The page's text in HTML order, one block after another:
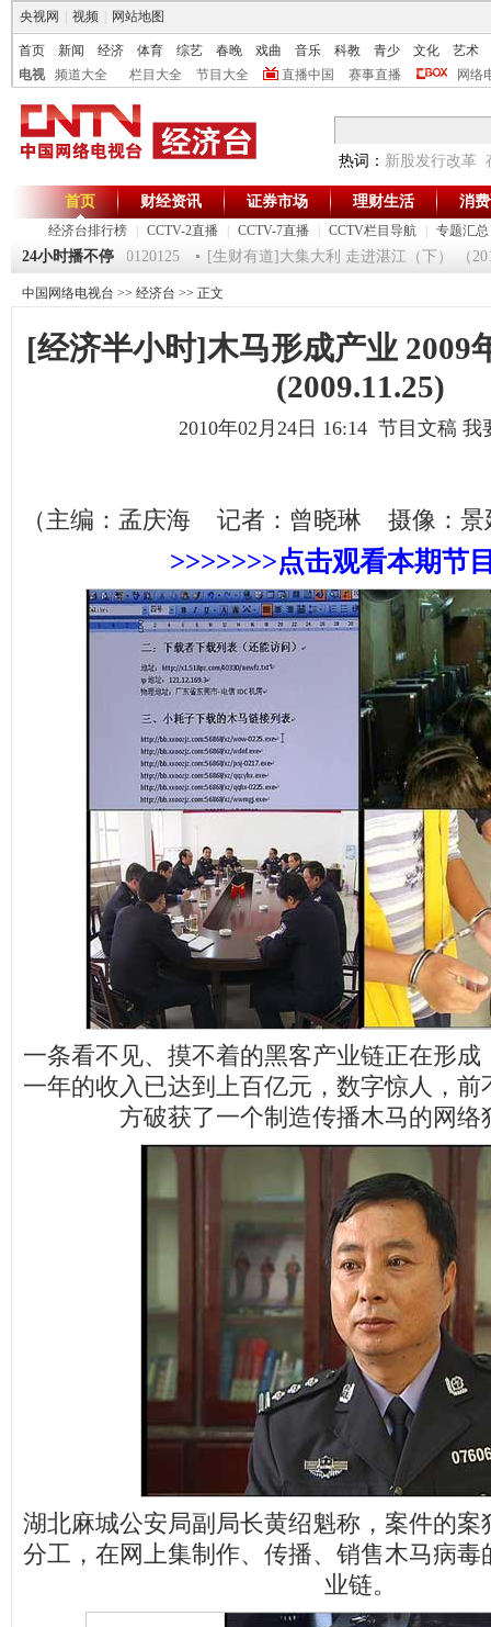
央视网 视频 网站地图
首页 新闻 经济 体育 综艺 春晚 戏曲 音乐 科教 青少 文化
艺术
电视
频道大全 栏目大全 节目大全 直播中国 赛事直播 网络
热词： 新股发行改革
首页
经济台排行榜 CCTV-2直播 CCTV-7直播 CCTV栏目导航 专题汇总
财经资讯 证券市场 理财生活 消
24小时播不停
《第一时间》 20120125 [生财有道]大集大利 走进湛江（下） （
中国网络电视台 >> 经济台 >> 正文
[经济半小时]木马形成产业 2009
(2009.11.25)
2010年02月24日 16:14 节目文稿 我
（主编：孟庆海 记者：曾晓琳 摄像：景
>>>>>>>点击观看本期节
一条看不见、摸不着的黑客产业链正在形成
一年的收入已达到上百亿元，数字惊人，前
方破获了一个制造传播木马的网络
湖北麻城公安局副局长黄绍魁称，案件的案
分工，在网上集制作、传播、销售木马病毒
业链。